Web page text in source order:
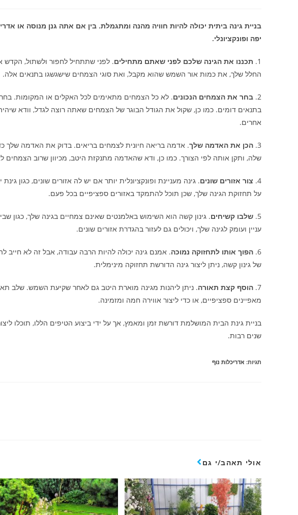
בניית גינה ביתית יכולה להיות חוויה מהנה ומתגמלת. בין אם אתה גנן מנוסה או
יפה ופונקציונלי.
1. תכננו את הגינה שלכם לפני שאתם מתחילים. לפני שתתחיל לחפור ולשתול, הקדש
החלל שלך, את כמות אור השמש שהוא מקבל, ואת סוגי הצמחים שישגשגו בתנאים אלה.
2. בחר את הצמחים הנכונים. לא כל הצמחים מתאימים לכל האקלים או המקומות.
בתנאים דומים. כמו כן, שקול את הגודל הבוגר של הצמחים שאתה רוצה לגדל, וודא
אחרים.
3. הכן את האדמה שלך
שלה, ותקן אותה לפי הצורך. כמו כן, ודא שהאדמה מתנקזת היטב, מכיוון שרוב הצמחים
4. צור אזורים שונים. גינה מעניינת ופונקציונלית יותר אם יש לה אזורים שונים, כגון
על תחזוקת הגינה שלך, שכן תוכל להתמקד באזורים ספציפיים בכל פעם.
5. שלבו קשיחים. גינון קשה הוא השימוש באלמנטים שאינם צמחיים בגינה שלך, כגון
עניין ועומק לגינה שלך, ויכולים גם לעזור בהגדרת אזורים שונים.
6. הפוך אותו לתחזוקה נמוכה. אמנם גינה יכולה להיות הרבה עבודה, אבל זה לא חייב
של גינון קשה, ניתן ליצור גינה הדורשת תחזוקה מינימלית.
7. הוסף קצת תאורה. ניתן ליהנות מגינה מוארת היטב גם לאחר שקיעת השמש. שלב
מאפיינים ספציפיים, או כדי ליצור אווירה חמה ומזמינה.
בניית גינת הבית המושלמת דורשת זמן ומאמץ, אך על ידי ביצוע הטיפים הללו, תוכלו
שנים רבות.
תגיות: אדריכלות נוף
אולי תאהב/י גם